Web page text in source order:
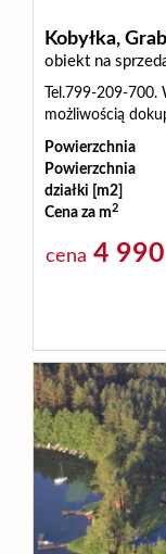
Kobyłka,
obiekt na
Tel.799-209-
możliwością
Powierzchnia
Powierzchnia
działki [m2]
Cena za m2
cena 4